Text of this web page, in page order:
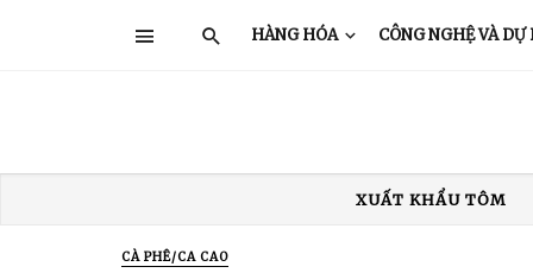
HÀNG HÓA CÔNG NGHỆ VÀ DỰ
XUẤT KHẨU TÔM
CÀ PHÊ/CA CAO